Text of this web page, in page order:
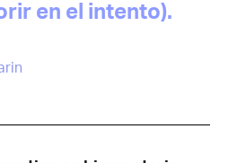
en el intento).